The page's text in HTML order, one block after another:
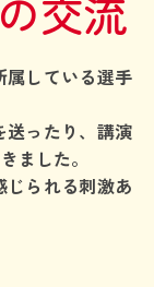
交流
属している選手
送ったり、講演
ました。
られる刺激あ